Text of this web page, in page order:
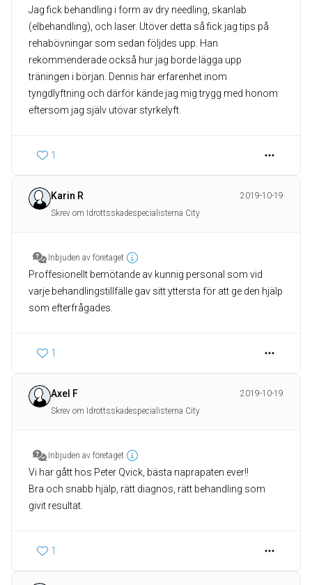
Jag fick behandling i form av dry needling, skanlab
(elbehandling), och laser. Utöver detta så fick jag tips på
rehabövningar som sedan följdes upp. Han
rekommenderade också hur jag borde lägga upp
träningen i början. Dennis har erfarenhet inom
tyngdlyftning och därför kände jag mig trygg med honom
eftersom jag själv utövar styrkelyft.
1
Karin R
2019-10-19
Skrev om Idrottsskadespecialisterna City
Inbjuden av företaget
Proffesionellt bemötande av kunnig personal som vid
varje behandlingstillfälle gav sitt yttersta för att ge den hjälp
som efterfrågades.
1
Axel F
2019-10-19
Skrev om Idrottsskadespecialisterna City
Inbjuden av företaget
Vi har gått hos Peter Qvick, bästa naprapaten ever!!
Bra och snabb hjälp, rätt diagnos, rätt behandling som
givit resultat.
1